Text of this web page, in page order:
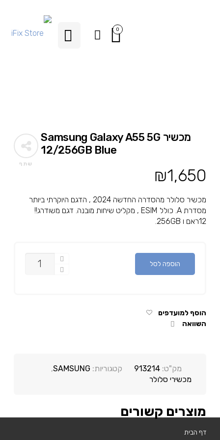
0
שתף
מכשיר Samsung Galaxy A55 5G
12/256GB Blue
₪1,650
מכשיר סלולר מהסדרה החדשה 2024 , הדגם היוקרתי ביותר
מסדרת A. כולל ESIM , מקליט שיחות מובנה. דגם משודרג!!
12ראם ו 256GB.
כמות
הוספה לסל
הוסף למועדפים
השוואה
מק"ט:913214 קטגוריות: SAMSUNG
,
מכשירי סלולר
מוצרים קשורים
דף הבית